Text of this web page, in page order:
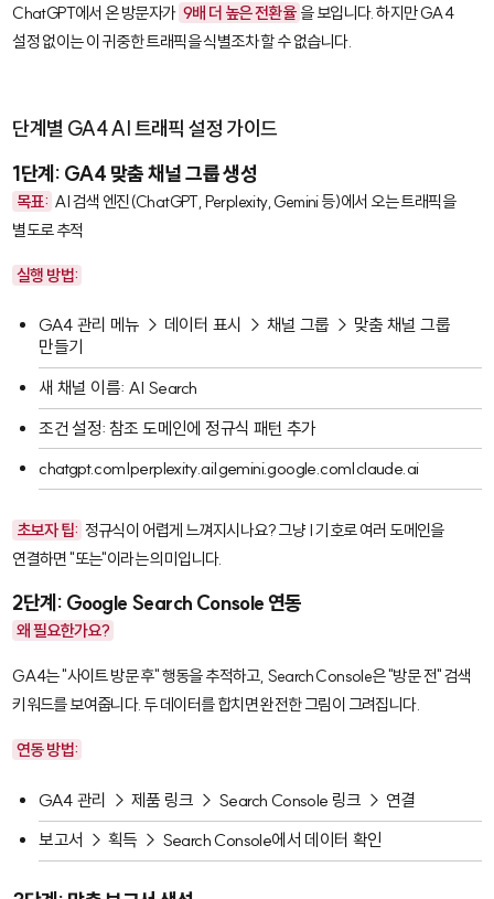
ChatGPT에서 온 방문자가 9배 더 높은 전환율 을 보입니다. 하지만 GA4
설정 없이는 이 귀중한 트래픽을 식별조차 할 수 없습니다.
단계별 GA4 AI 트래픽 설정 가이드
1단계: GA4 맞춤 채널 그룹 생성
목표: AI 검색 엔진(ChatGPT, Perplexity, Gemini 등)에서 오는 트래픽을
별도로 추적
실행 방법:
GA4 관리 메뉴 → 데이터 표시 → 채널 그룹 → 맞춤 채널 그룹
만들기
새 채널 이름: AI Search
조건 설정: 참조 도메인에 정규식 패턴 추가
chatgpt.com|perplexity.ai|gemini.google.com|claude.ai
초보자 팁: 정규식이 어렵게 느껴지시나요? 그냥 |기호로 여러 도메인을
연결하면 "또는"이라는 의미입니다.
2단계: Google Search Console 연동
왜 필요한가요?
GA4는 "사이트 방문 후" 행동을 추적하고, Search Console은 "방문 전" 검색
키워드를 보여줍니다. 두 데이터를 합치면 완전한 그림이 그려집니다.
연동 방법:
GA4 관리 → 제품 링크 → Search Console 링크 → 연결
보고서 → 획득 → Search Console에서 데이터 확인